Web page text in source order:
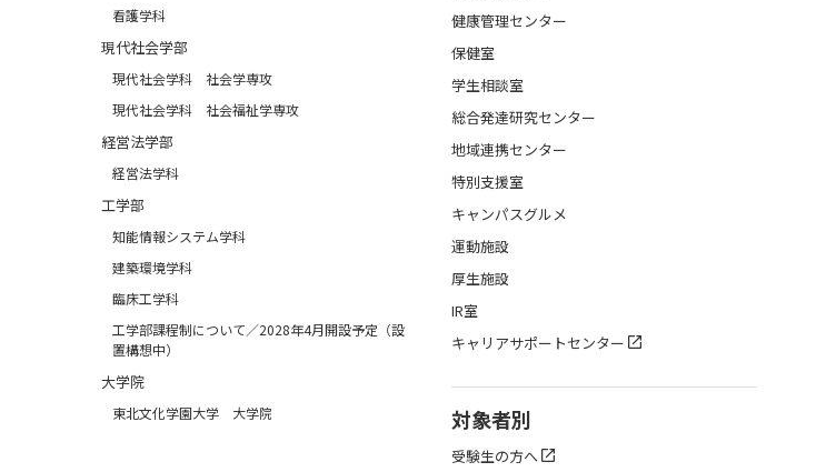
看護学科
現代社会学部
現代社会学科 社会学専攻
現代社会学科 社会福祉学専攻
経営法学部
経営法学科
工学部
知能情報システム学科
建築環境学科
臨床工学科
工学部課程制について／2028年4月開設予定（設
置構想中）
大学院
東北文化学園大学 大学院
健康管理センター
保健室
学生相談室
総合発達研究センター
地域連携センター
特別支援室
キャンパスグルメ
運動施設
厚生施設
IR室
キャリアサポートセンター
対象者別
受験生の方へ